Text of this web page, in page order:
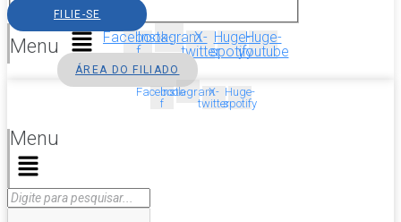
Menu
FILIE-SE
Facebook-
f
InstagramX-
twitter
Huge-
spotify
Huge-
youtube
ÁREA DO FILIADO
Facebook-
f
InstagramX-
twitter
Huge-
spotify
Menu